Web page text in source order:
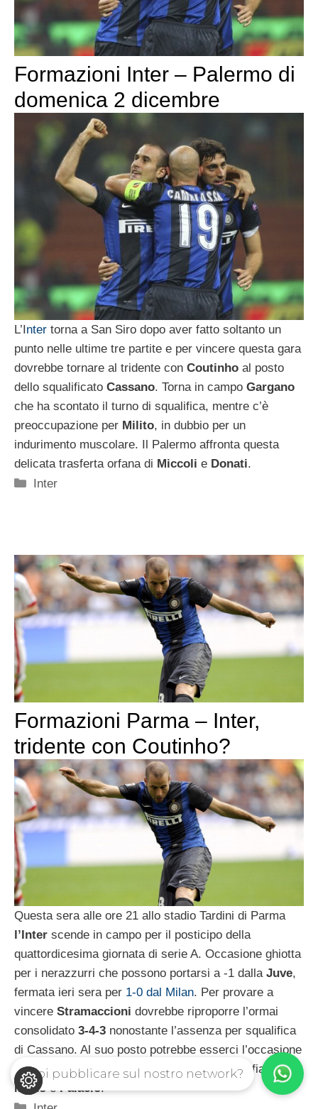
Formazioni Inter – Palermo di
domenica 2 dicembre
L’I nter torna a San Siro dopo aver fatto soltanto un
punto nelle ultime tre partite e per vincere questa gara
dovrebbe tornare al tridente con Coutinho al posto
dello squalificato Cassano. Torna in campo Gargano
che ha scontato il turno di squalifica, mentre c’è
preoccupazione per Milito, in dubbio per un
indurimento muscolare. Il Palermo affronta questa
delicata trasferta orfana di Miccoli e Donati.
Categorie
Inter
Formazioni Parma – Inter,
tridente con Coutinho?
Questa sera alle ore 21 allo stadio Tardini di Parma
l’Inter scende in campo per il posticipo della
quattordicesima giornata di serie A. Occasione ghiotta
per i nerazzurri che possono portarsi a -1 dalla Juve,
fermata ieri sera per 1-0 dal Milan. Per provare a
vincere Stramaccioni dovrebbe riproporre l’ormai
consolidato 3-4-3 nonostante l’assenza per squalifica
di Cassano. Al suo posto potrebbe esserci l’occasione
per il giovaneCoutinho di giocare titolare al fianco di
MilitoePalacio.
Categorie
Vuoi pubblicare sul nostro network?